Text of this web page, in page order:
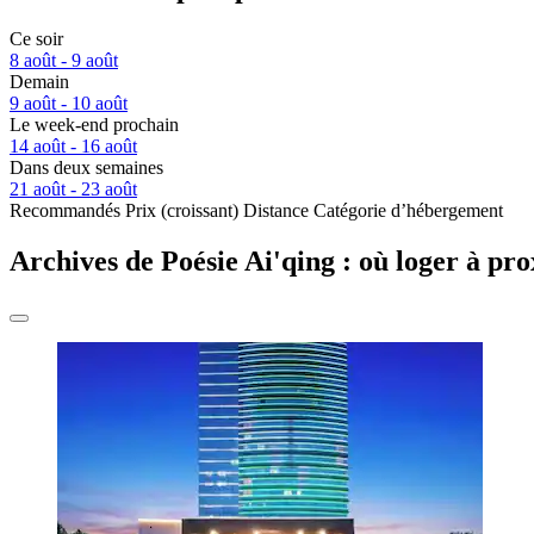
Ce soir
8 août - 9 août
Demain
9 août - 10 août
Le week-end prochain
14 août - 16 août
Dans deux semaines
21 août - 23 août
Recommandés Prix (croissant) Distance Catégorie d’hébergement
Archives de Poésie Ai'qing : où loger à